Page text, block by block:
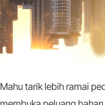
Mahu tarik lebih ramai